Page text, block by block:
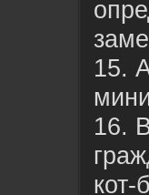
15.
16.